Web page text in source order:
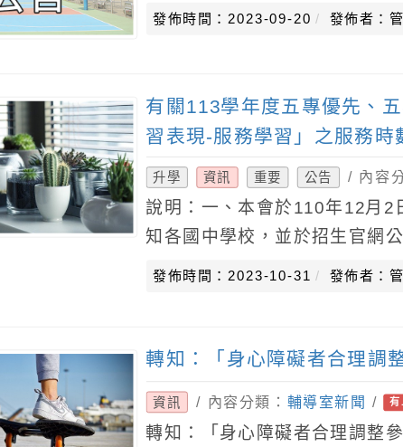
發佈時間：2023-09-20 發佈者：
有關113學年度五專優先、
習表現-服務學習」之服務時
升學 資訊 重要 公告 / 內容
說明：一、本會於110年12月
知各國中學校，並於招生官網
服務學習課程及活動，或於校
發佈時間：2023-10-31 發佈者：
轉知：「身心障礙者合理調
資訊 / 內容分類： 輔導室新聞 / 有
轉知：「身心障礙者合理調整